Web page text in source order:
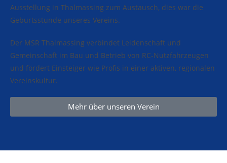
Ausstellung in Thalmassing zum Austausch, dies war die
Geburtsstunde unseres Vereins.
Der MSR Thalmassing verbindet Leidenschaft und
Gemeinschaft im Bau und Betrieb von RC-Nutzfahrzeugen
und fördert Einsteiger wie Profis in einer aktiven, regionalen
Vereinskultur.
Mehr über unseren Verein